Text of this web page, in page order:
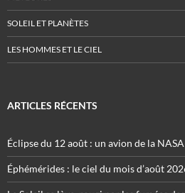
SOLEIL ET PLANÈTES
LES HOMMES ET LE CIEL
ARTICLES RÉCENTS
Éclipse du 12 août : un avion de la
Éphémérides : le ciel du mois d’août